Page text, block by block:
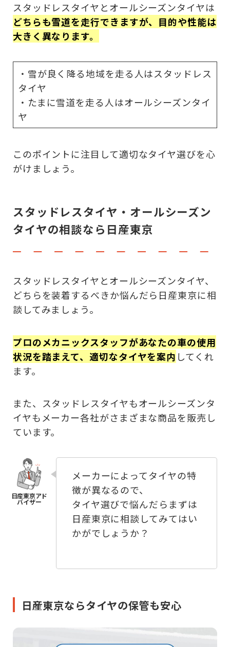
スタッドレスタイヤとオールシーズンタイヤは
どちらも雪道を走行できますが、目的や性能は
大きく異なります。
・雪が良く降る地域を走る人はスタッドレス
タイヤ
・たまに雪道を走る人はオールシーズンタイ
ヤ
このポイントに注目して適切なタイヤ選びを心
がけましょう。
スタッドレスタイヤ・オールシーズン
タイヤの相談なら日産東京
スタッドレスタイヤとオールシーズンタイヤ、
どちらを装着するべきか悩んだら日産東京に相
談してみましょう。
プロのメカニックスタッフがあなたの車の使用
状況を踏まえて、適切なタイヤを案内 してくれ
ます。
また、スタッドレスタイヤもオールシーズンタ
イヤもメーカー各社がさまざまな商品を販売し
ています。
メーカーによってタイヤの特
徴が異なるので、
タイヤ選びで悩んだらまずは
日産東京に相談してみてはい
かがでしょうか？
日産東京ならタイヤの保管も安心